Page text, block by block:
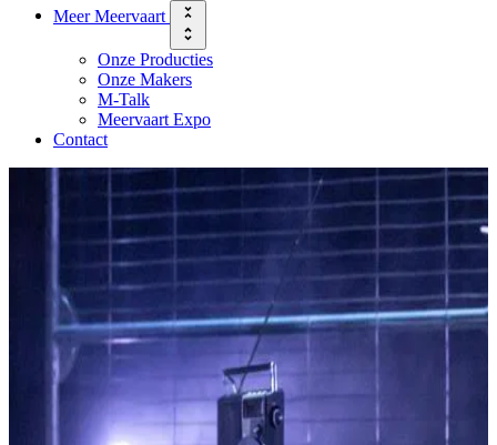
Meer Meervaart
Onze Producties
Onze Makers
M-Talk
Meervaart Expo
Contact